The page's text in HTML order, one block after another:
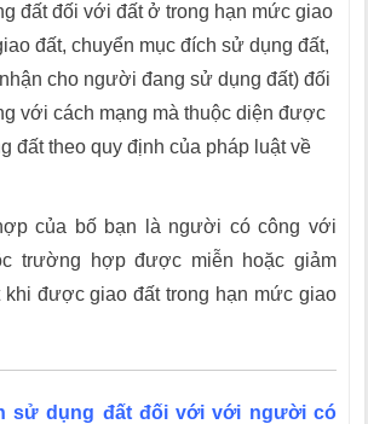
đất đối với đất ở trong hạn mức giao
đất, chuyển mục đích sử dụng đất,
cho người đang sử dụng đất) đối
với cách mạng mà thuộc diện được
đất theo quy định của pháp luật về
của bố bạn là người có công với
trường hợp được miễn hoặc giảm
được giao đất trong hạn mức giao
sử dụng đất đối với với người có